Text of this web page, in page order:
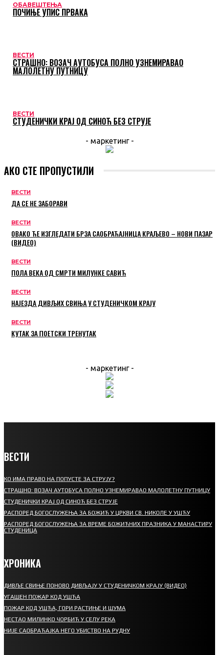
ОБАВЕШТЕЊА
ПОЧИЊЕ УПИС ПРВАКА
ВЕСТИ
СТРАШНО: ВОЗАЧ АУТОБУСА ПОЛНО УЗНЕМИРАВАО
МАЛОЛЕТНУ ПУТНИЦУ
ВЕСТИ
СТУДЕНИЧКИ КРАЈ ОД СИНОЋ БЕЗ СТРУЈЕ
- маркетинг -
АКО СТЕ ПРОПУСТИЛИ
ВЕСТИ
ДА СЕ НЕ ЗАБОРАВИ
ВЕСТИ
ОВАКО ЋЕ ИЗГЛЕДАТИ БРЗА САОБРАЋАЈНИЦА КРАЉЕВО – НОВИ ПАЗАР
(ВИДЕО)
ВЕСТИ
ПОЛА ВЕКА ОД СМРТИ МИЛУНКЕ САВИЋ
ВЕСТИ
НАЈЕЗДА ДИВЉИХ СВИЊА У СТУДЕНИЧКОМ КРАЈУ
ВЕСТИ
КУТАК ЗА ПОЕТСКИ ТРЕНУТАК
- маркетинг -
ВЕСТИ
КО ИМА ПРАВО НА ПОПУСТЕ ЗА СТРУЈУ?
СТРАШНО: ВОЗАЧ АУТОБУСА ПОЛНО УЗНЕМИРАВАО МАЛОЛЕТНУ ПУТНИЦУ
СТУДЕНИЧКИ КРАЈ ОД СИНОЋ БЕЗ СТРУЈЕ
РАСПОРЕД БОГОСЛУЖЕЊА ЗА БОЖИЋ У ЦРКВИ СВ. НИКОЛЕ У УШЋУ
РАСПОРЕД БОГОСЛУЖЕЊА ЗА ВРЕМЕ БОЖИЋНИХ ПРАЗНИКА У МАНАСТИРУ
СТУДЕНИЦА
ХРОНИКА
ДИВЉЕ СВИЊЕ ПОНОВО ДИВЉАЈУ У СТУДЕНИЧКОМ КРАЈУ (ВИДЕО)
УГАШЕН ПОЖАР КОД УШЋА
ПОЖАР КОД УШЋА, ГОРИ РАСТИЊЕ И ШУМА
НЕСТАО МИЛИНКО ЧОРБИЋ У СЕЛУ РЕКА
НИЈЕ САОБРАЋАЈКА НЕГО УБИСТВО НА РУДНУ